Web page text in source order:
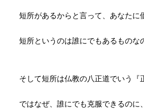
短所があるからと言って、あなたに
短所というのは誰にでもあるものな
そして短所は仏教の八正道でいう『
ではなぜ、誰にでも克服できるのに